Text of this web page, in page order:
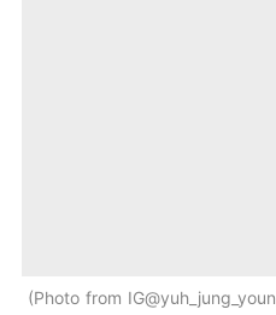
Photo from IG@yuh_jung_youn